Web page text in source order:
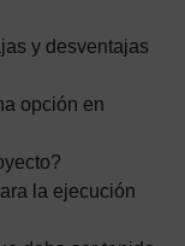
y desventajas
opción en
la ejecución